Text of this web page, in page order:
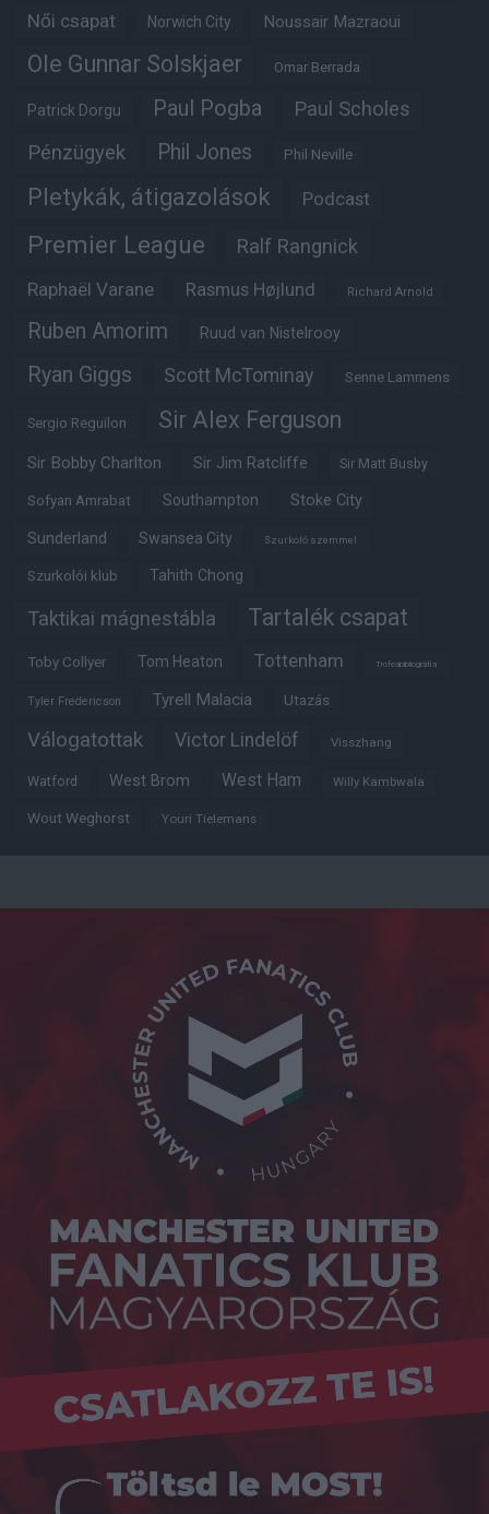
Női csapat Norwich City Noussair Mazraoui
Ole Gunnar Solskjaer Omar Berrada
Patrick Dorgu Paul Pogba Paul Scholes
Pénzügyek Phil Jones Phil Neville
Pletykák, átigazolások Podcast
Premier League Ralf Rangnick
Raphaël Varane Rasmus Højlund Richard Arnold
Ruben Amorim Ruud van Nistelrooy
Ryan Giggs Scott McTominay Senne Lammens
Sergio Reguilon Sir Alex Ferguson
Sir Bobby Charlton Sir Jim Ratcliffe Sir Matt Busby
Sofyan Amrabat Southampton Stoke City
Sunderland Swansea City Szurkoló szemmel
Szurkolói klub Tahith Chong
Taktikai mágnestábla Tartalék csapat
Toby Collyer Tom Heaton Tottenham Trófeabibliográfia
Tyler Fredericson Tyrell Malacia Utazás
Válogatottak Victor Lindelöf Visszhang
Watford West Brom West Ham Willy Kambwala
Wout Weghorst Youri Tielemans